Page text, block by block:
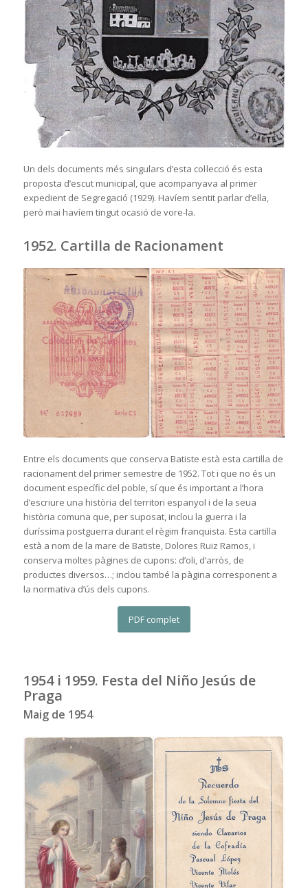
Un dels documents més singulars d’esta col·lecció és esta
proposta d’escut municipal, que acompanyava al primer
expedient de Segregació (1929). Havíem sentit parlar d’ella,
però mai havíem tingut ocasió de vore-la.
1952. Cartilla de Racionament
Entre els documents que conserva Batiste està esta cartilla de
racionament del primer semestre de 1952. Tot i que no és un
document específic del poble, sí que és important a l’hora
d’escriure una història del territori espanyol i de la seua
història comuna que, per suposat, inclou la guerra i la
duríssima postguerra durant el règim franquista. Esta cartilla
està a nom de la mare de Batiste, Dolores Ruiz Ramos, i
conserva moltes pàgines de cupons: d’oli, d’arròs, de
productes diversos…; inclou també la pàgina corresponent a
la normativa d’ús dels cupons.
PDF complet
1954 i 1959. Festa del Niño Jesús de
Praga
Maig de 1954